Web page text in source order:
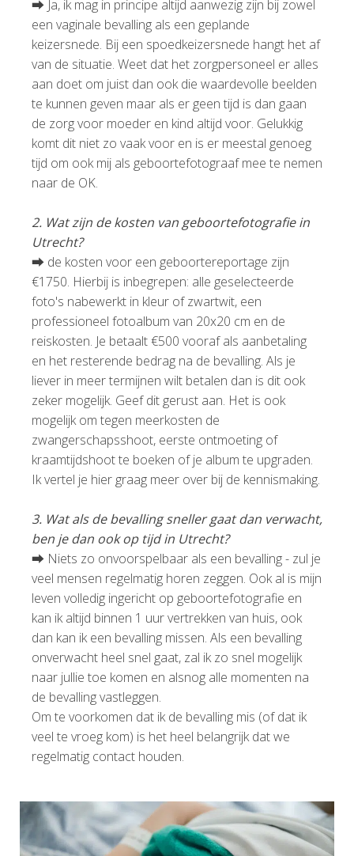
⮕ Ja, ik mag in principe altijd aanwezig zijn bij zowel
een vaginale bevalling als een geplande
keizersnede. Bij een spoedkeizersnede hangt het af
van de situatie. Weet dat het zorgpersoneel er alles
aan doet om juist dan ook die waardevolle beelden
te kunnen geven maar als er geen tijd is dan gaan
de zorg voor moeder en kind altijd voor. Gelukkig
komt dit niet zo vaak voor en is er meestal genoeg
tijd om ook mij als geboortefotograaf mee te nemen
naar de OK.
2. Wat zijn de kosten van geboortefotografie in
Utrecht?
⮕ de kosten voor een geboortereportage zijn
€1750. Hierbij is inbegrepen: alle geselecteerde
foto's nabewerkt in kleur of zwartwit, een
professioneel fotoalbum van 20x20 cm en de
reiskosten. Je betaalt €500 vooraf als aanbetaling
en het resterende bedrag na de bevalling. Als je
liever in meer termijnen wilt betalen dan is dit ook
zeker mogelijk. Geef dit gerust aan. Het is ook
mogelijk om tegen meerkosten de
zwangerschapsshoot, eerste ontmoeting of
kraamtijdshoot te boeken of je album te upgraden.
Ik vertel je hier graag meer over bij de kennismaking.
3. Wat als de bevalling sneller gaat dan verwacht,
ben je dan ook op tijd in Utrecht?
⮕ Niets zo onvoorspelbaar als een bevalling - zul je
veel mensen regelmatig horen zeggen. Ook al is mijn
leven volledig ingericht op geboortefotografie en
kan ik altijd binnen 1 uur vertrekken van huis, ook
dan kan ik een bevalling missen. Als een bevalling
onverwacht heel snel gaat, zal ik zo snel mogelijk
naar jullie toe komen en alsnog alle momenten na
de bevalling vastleggen.
Om te voorkomen dat ik de bevalling mis (of dat ik
veel te vroeg kom) is het heel belangrijk dat we
regelmatig contact houden.